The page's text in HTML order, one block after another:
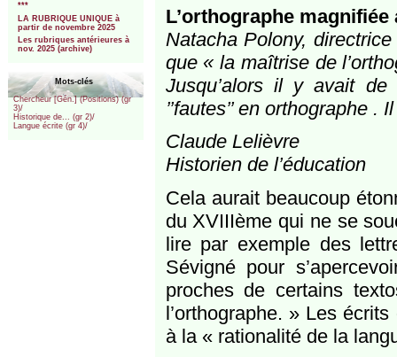
***
LA RUBRIQUE UNIQUE à
partir de novembre 2025
Les rubriques antérieures à
nov. 2025 (archive)
Mots-clés
Chercheur [Gén.] (Positions) (gr
3)/
Historique de... (gr 2)/
Langue écrite (gr 4)/
L’orthographe magnifiée
Natacha Polony, directrice
que « la maîtrise de
Jusqu’alors il y avait de
’’fautes’’ en orthographe .
Claude Lelièvre
Historien de l’éducation
Cela aurait beaucoup
du XVIIIème qui ne se
lire par exemple des
Sévigné pour
proches de certains
l’orthographe. » Les
à la « rationalité de la